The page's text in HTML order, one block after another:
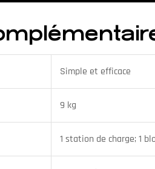
Simple et efficace
9 kg
1 station de charge; 1